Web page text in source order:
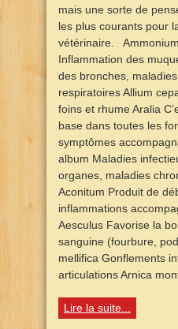
mais une sorte de
les plus courants pour
vétérinaire.
Inflammation des
des bronches,
respiratoires Allium
foins et rhume Aralia
base dans toutes les
symptômes
album Maladies
organes, maladies
Aconitum Produit de
inflammations
Aesculus Favorise la
sanguine (fourbure,
mellifica Gonflements
articulations Arnica
Lire la suite...